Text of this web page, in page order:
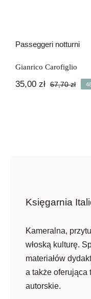
Passeggeri notturni
Gianrico Carofiglio
67,70zł
35,00 zł
Księgarnia
Kameralna,
włoską kulturę.
materiałów
a także oferująca
autorskie.